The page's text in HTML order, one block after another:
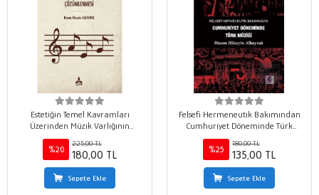
Estetiğin Temel Kavramları
Üzerinden Müzik Varlığının
Çözümlenmesi
%20
225,00 TL
180,00 TL
Sepete Ekle
Felsefi Hermeneutik Bakımından
Cumhuriyet Döneminde Türk
Müziği
%25
180,00 TL
135,00 TL
Sepete Ekle